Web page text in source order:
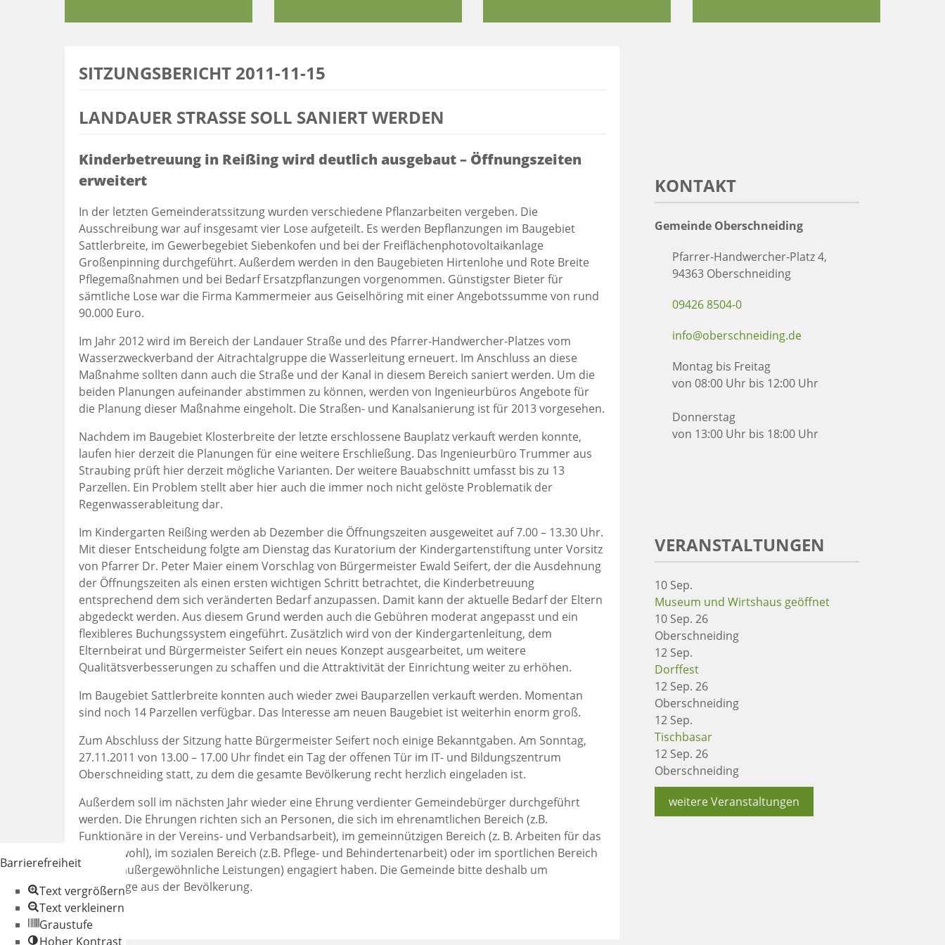
SITZUNGSBERICHT 2011-11-15
LANDAUER STRASSE SOLL SANIERT WERDEN
Kinderbetreuung in Reißing wird deutlich ausgebaut – Öffnungszeiten
erweitert
In der letzten Gemeinderatssitzung wurden verschiedene Pflanzarbeiten vergeben. Die
Ausschreibung war auf insgesamt vier Lose aufgeteilt. Es werden Bepflanzungen im Baugebiet
Sattlerbreite, im Gewerbegebiet Siebenkofen und bei der Freiflächenphotovoltaikanlage
Großenpinning durchgeführt. Außerdem werden in den Baugebieten Hirtenlohe und Rote Breite
Pflegemaßnahmen und bei Bedarf Ersatzpflanzungen vorgenommen. Günstigster Bieter für
sämtliche Lose war die Firma Kammermeier aus Geiselhöring mit einer Angebotssumme von rund
90.000 Euro.
Im Jahr 2012 wird im Bereich der Landauer Straße und des Pfarrer-Handwercher-Platzes vom
Wasserzweckverband der Aitrachtalgruppe die Wasserleitung erneuert. Im Anschluss an diese
Maßnahme sollten dann auch die Straße und der Kanal in diesem Bereich saniert werden. Um die
beiden Planungen aufeinander abstimmen zu können, werden von Ingenieurbüros Angebote für
die Planung dieser Maßnahme eingeholt. Die Straßen- und Kanalsanierung ist für 2013 vorgesehen.
Nachdem im Baugebiet Klosterbreite der letzte erschlossene Bauplatz verkauft werden konnte,
laufen hier derzeit die Planungen für eine weitere Erschließung. Das Ingenieurbüro Trummer aus
Straubing prüft hier derzeit mögliche Varianten. Der weitere Bauabschnitt umfasst bis zu 13
Parzellen. Ein Problem stellt aber hier auch die immer noch nicht gelöste Problematik der
Regenwasserableitung dar.
Im Kindergarten Reißing werden ab Dezember die Öffnungszeiten ausgeweitet auf 7.00 – 13.30 Uhr.
Mit dieser Entscheidung folgte am Dienstag das Kuratorium der Kindergartenstiftung unter Vorsitz
von Pfarrer Dr. Peter Maier einem Vorschlag von Bürgermeister Ewald Seifert, der die Ausdehnung
der Öffnungszeiten als einen ersten wichtigen Schritt betrachtet, die Kinderbetreuung
entsprechend dem sich veränderten Bedarf anzupassen. Damit kann der aktuelle Bedarf der Eltern
abgedeckt werden. Aus diesem Grund werden auch die Gebühren moderat angepasst und ein
flexibleres Buchungssystem eingeführt. Zusätzlich wird von der Kindergartenleitung, dem
Elternbeirat und Bürgermeister Seifert ein neues Konzept ausgearbeitet, um weitere
Qualitätsverbesserungen zu schaffen und die Attraktivität der Einrichtung weiter zu erhöhen.
Im Baugebiet Sattlerbreite konnten auch wieder zwei Bauparzellen verkauft werden. Momentan
sind noch 14 Parzellen verfügbar. Das Interesse am neuen Baugebiet ist weiterhin enorm groß.
Zum Abschluss der Sitzung hatte Bürgermeister Seifert noch einige Bekanntgaben. Am Sonntag,
27.11.2011 von 13.00 – 17.00 Uhr findet ein Tag der offenen Tür im IT- und Bildungszentrum
Oberschneiding statt, zu dem die gesamte Bevölkerung recht herzlich eingeladen ist.
Außerdem soll im nächsten Jahr wieder eine Ehrung verdienter Gemeindebürger durchgeführt
werden. Die Ehrungen richten sich an Personen, die sich im ehrenamtlichen Bereich (z.B.
Funktionäre in der Vereins- und Verbandsarbeit), im gemeinnützigen Bereich (z. B. Arbeiten für das
Gemeinwohl), im sozialen Bereich (z.B. Pflege- und Behindertenarbeit) oder im sportlichen Bereich
(z.B. für außergewöhnliche Leistungen) engagiert haben. Die Gemeinde bitte deshalb um
Vorschläge aus der Bevölkerung.
KONTAKT
Gemeinde Oberschneiding
Pfarrer-Handwercher-Platz 4,
94363 Oberschneiding
09426 8504-0
info@oberschneiding.de
Montag bis Freitag
von 08:00 Uhr bis 12:00 Uhr
Donnerstag
von 13:00 Uhr bis 18:00 Uhr
VERANSTALTUNGEN
10 Sep.
Museum und Wirtshaus geöffnet
10 Sep. 26
Oberschneiding
12 Sep.
Dorffest
12 Sep. 26
Oberschneiding
12 Sep.
Tischbasar
12 Sep. 26
Oberschneiding
weitere Veranstaltungen
Barrierefreiheit
Text vergrößern
Text verkleinern
Graustufe
Hoher Kontrast